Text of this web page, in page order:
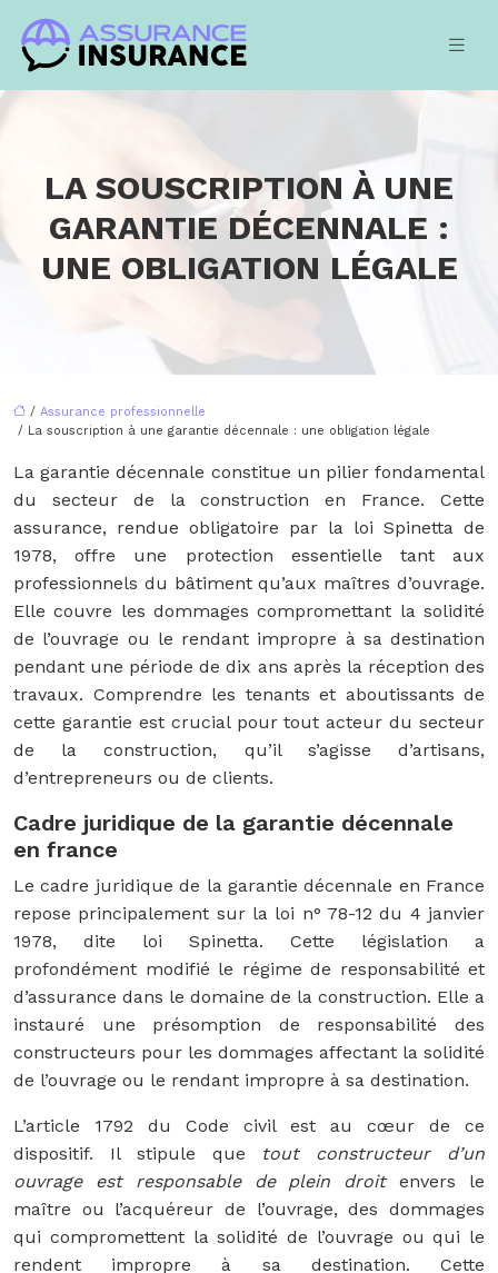
LA SOUSCRIPTION À UNE
GARANTIE DÉCENNALE :
UNE OBLIGATION LÉGALE
/ Assurance professionnelle
/ La souscription à une garantie décennale : une obligation légale
La garantie décennale constitue un pilier fondamental
du secteur de la construction en France. Cette
assurance, rendue obligatoire par la loi Spinetta de
1978, offre une protection essentielle tant aux
professionnels du bâtiment qu’aux maîtres d’ouvrage.
Elle couvre les dommages compromettant la solidité
de l’ouvrage ou le rendant impropre à sa destination
pendant une période de dix ans après la réception des
travaux. Comprendre les tenants et aboutissants de
cette garantie est crucial pour tout acteur du secteur
de la construction, qu’il s’agisse d’artisans,
d’entrepreneurs ou de clients.
Cadre juridique de la garantie décennale
en france
Le cadre juridique de la garantie décennale en France
repose principalement sur la loi n° 78-12 du 4 janvier
1978, dite loi Spinetta. Cette législation a
profondément modifié le régime de responsabilité et
d’assurance dans le domaine de la construction. Elle a
instauré une présomption de responsabilité des
constructeurs pour les dommages affectant la solidité
de l’ouvrage ou le rendant impropre à sa destination.
L’article 1792 du Code civil est au cœur de ce
dispositif. Il stipule que tout constructeur d’un
ouvrage est responsable de plein droitenvers le
maître ou l’acquéreur de l’ouvrage, des dommages
qui compromettent la solidité de l’ouvrage ou qui le
rendent impropre à sa destination. Cette